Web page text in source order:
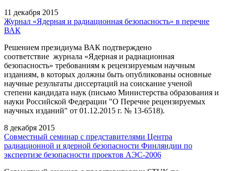
11 декабря 2015
Журнал «Ядерная и радиационная безопасность» в перечне
ВАК
Решением президиума ВАК подтверждено
соответствие журнала «Ядерная и радиационная
безопасность» требованиям к рецензируемым научным
изданиям, в которых должны быть опубликованы основные
научные результаты диссертаций на соискание ученой
степени кандидата наук (письмо Министерства образования и
науки Российской Федерации "О Перечне рецензируемых
научных изданий" от 01.12.2015 г. № 13-6518).
8 декабря 2015
Совместный семинар с представителями Центра
радиационной и ядерной безопасности Финляндии по
экспертизе безопасности проектов АЭС-2006